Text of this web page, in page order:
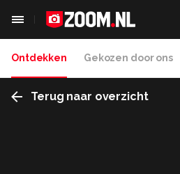
Ontdekken Gekozen door ons
Terug naar overzicht